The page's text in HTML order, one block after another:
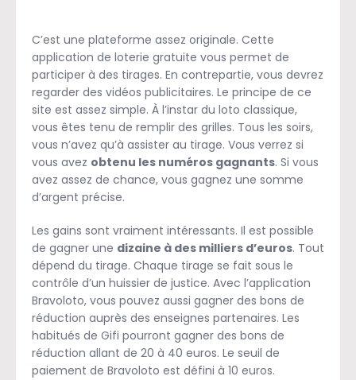
C’est une plateforme assez originale. Cette
application de loterie gratuite vous permet de
participer à des tirages. En contrepartie, vous devrez
regarder des vidéos publicitaires. Le principe de ce
site est assez simple. À l’instar du loto classique,
vous êtes tenu de remplir des grilles. Tous les soirs,
vous n’avez qu’à assister au tirage. Vous verrez si
vous avez obtenu les numéros gagnants. Si vous
avez assez de chance, vous gagnez une somme
d’argent précise.
Les gains sont vraiment intéressants. Il est possible
de gagner une dizaine à des milliers d’euros. Tout
dépend du tirage. Chaque tirage se fait sous le
contrôle d’un huissier de justice. Avec l’application
Bravoloto, vous pouvez aussi gagner des bons de
réduction auprès des enseignes partenaires. Les
habitués de Gifi pourront gagner des bons de
réduction allant de 20 à 40 euros. Le seuil de
paiement de Bravoloto est défini à 10 euros.